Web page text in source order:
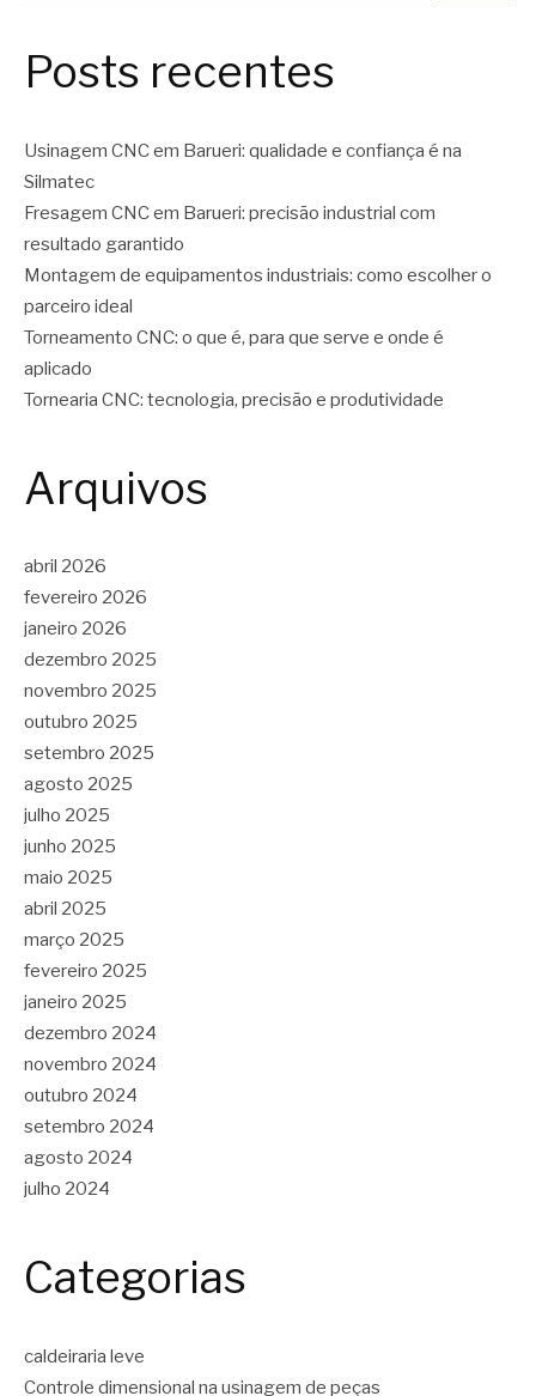
Posts recentes
Usinagem CNC em Barueri: qualidade e confiança é na
Silmatec
Fresagem CNC em Barueri: precisão industrial com
resultado garantido
Montagem de equipamentos industriais: como escolher o
parceiro ideal
Torneamento CNC: o que é, para que serve e onde é
aplicado
Tornearia CNC: tecnologia, precisão e produtividade
Arquivos
abril 2026
fevereiro 2026
janeiro 2026
dezembro 2025
novembro 2025
outubro 2025
setembro 2025
agosto 2025
julho 2025
junho 2025
maio 2025
abril 2025
março 2025
fevereiro 2025
janeiro 2025
dezembro 2024
novembro 2024
outubro 2024
setembro 2024
agosto 2024
julho 2024
Categorias
caldeiraria leve
Controle dimensional na usinagem de peças